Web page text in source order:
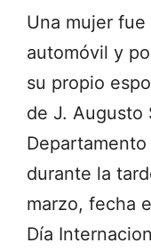
Una mujer
automóvil y
su propio
de J. Augusto
durante la
marzo, fecha
Día